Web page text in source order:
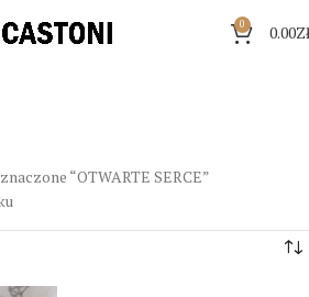
0 0.00
“OTWARTE SERCE”